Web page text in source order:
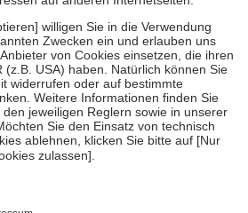
Stellung der Familie zu unterstützen,
an bei:
bis zum vollendeten 18. Lebensjahr
und Früherkennung, die von der